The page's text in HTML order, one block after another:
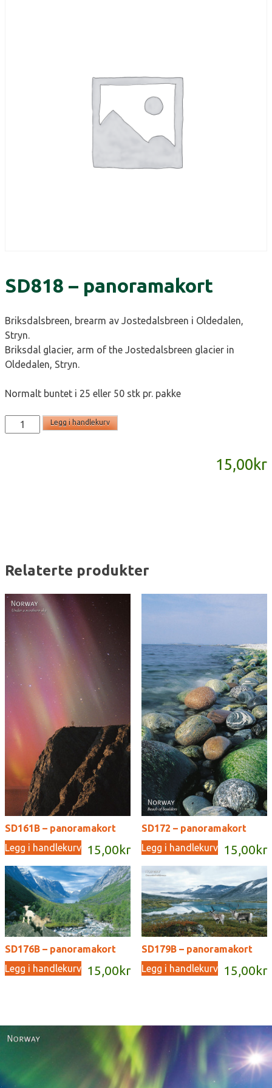
SD818 – panoramakort
Briksdalsbreen, brearm av Jostedalsbreen i Oldedalen,
Stryn.
Briksdal glacier, arm of the Jostedalsbreen glacier in
Oldedalen, Stryn.
Normalt buntet i 25 eller 50 stk pr. pakke
SD818
-
Legg i handlekurv
15,00kr
Relaterte produkter
SD161B – panoramakort
15,00 kr
Legg i handlekurv
SD172 – panoramakort
15,00 kr
Legg i handlekurv
SD176B – panoramakort
15,00 kr
Legg i handlekurv
SD179B – panoramakort
15,00 kr
Legg i handlekurv